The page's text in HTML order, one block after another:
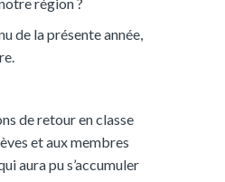
de la présente année,
de retour en classe
et aux membres
aura pu s’accumuler